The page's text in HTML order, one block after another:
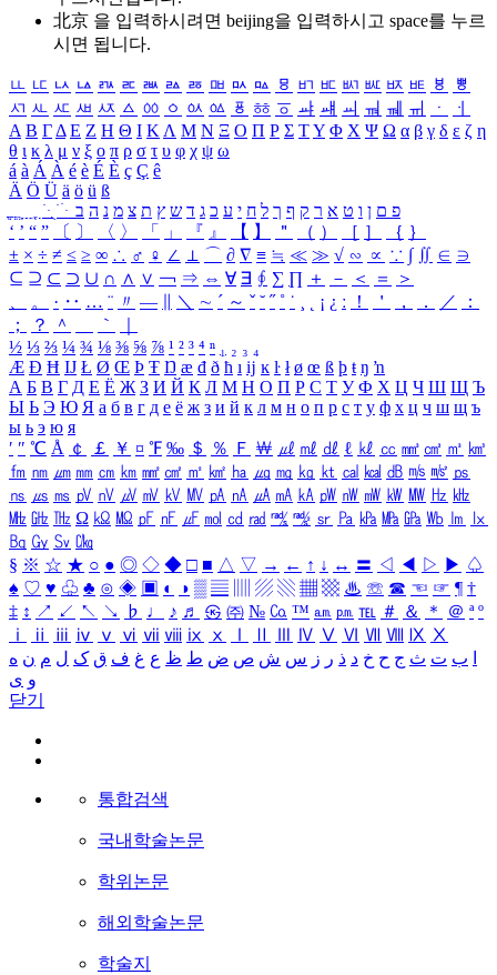
北京 을 입력하시려면 beijing을 입력하시고 space를 누르
시면 됩니다.
ㅥ ㅦ ㅧ ㅨ ㅩ ㅪ ㅫ ㅬ ㅭ ㅮ ㅯ ㅰ ㅱ ㅲ ㅳ ㅴ ㅵ ㅶ ㅷ ㅸ
ㅹ
ㅺ ㅻ ㅼ ㅽ ㅾ ㅿ ㆀ ㆁ ㆂ ㆃ ㆄ ㆅ ㆆ ㆇ ㆈ ㆉ ㆊ ㆋ ㆌ ㆍ
ㆎ
Α Β ΓΔ Ε Ζ Η Θ Ι ΚΛ Μ Ν Ξ Ο Π Ρ Σ ΤΥ Φ Χ Ψ Ω α β γ δ ε ζ η
θ ι κ λ μ ν ξ ο π ρ σ τ υ φ χ ψ ω
á à Á À é è É È ç Ç ê
Ä Ö Ü ä ö ü ß
ִֶֹ ֻּ ׁׂ פ ם ן ו ט א ר ק ף ך ל ח י ע כ ג ד ש ץ ת צ מ נ ה ב
‘ ’ “ ” 〔 〕 〈 〉 「 」 『 』 【 】 ＂ （ ） ［ ］ ｛ ｝
± × ÷ ≠ ≤ ≥ ∞ ∴ ♂ ♀ ∠ ⊥ ⌒ ∂ ∇ ≡ ≒ ≪ ≫ √ ∽ ∝ ∵ ∫ ∬ ∈ ∋
⊆ ⊇ ⊂ ⊃ ∪ ∩ ∧ ∨ ￢ ⇒ ⇔ ∀ ∃ ∮ ∑ ∏ ＋ － ＜ ＝
＞
、
。 · ‥ … ¨ 〃 ― ＼ ∼ ´ ～ ˇ ˘ ˝ ˚ ˙ ¸ ¡ ¿ ː ！ ＇ ， ． ／
：
；
？ ＾ ｀
½ ⅓ ⅔ ¼ ¾ ⅛ ⅜ ⅝ ⅞ ¹ ² ³ ⁴ ⁿ ₁ ₂ ₃ ₄
Æ Ð Ħ Ĳ Ł Ø Œ Þ Ŧ Ŋ æ đ ð ħ ı ĳ ĸ ŀ ł ø œ ß þ ŧ ŋ ŉ
А Б В Г Д Е Ё Ж З И Й К Л М Н О П Р С Т У Ф Х Ц Ч Ш Щ Ъ
Ы Ь Э Ю Я а б в г д е ё ж з и й к л м н о п р с т у ф х ц ч ш щ ъ
ы ь э ю я
′ ″ ℃ Å ￠ ￡ ￥ ¤ ℉ ‰ ＄ ％ Ｆ ￦ ㎕ ㎖ ㎗ ℓ ㎘ ㏄ ㎣ ㎤ ㎥ ㎦
㎙ ㎚ ㎛ ㎜ ㎝ ㎞ ㎟ ㎠ ㎡ ㎢ ㏊ ㎍ ㎎ ㎏ ㏏ ㎈ ㎉ ㏈ ㎧ ㎨ ㎰
㎱ ㎲ ㎳ ㎴ ㎵ ㎶ ㎷ ㎸ ㎹ ㎀ ㎁ ㎂ ㎃ ㎄ ㎺ ㎻ ㎽ ㎾ ㎿ ㎐ ㎑
㎒ ㎓ ㎔ Ω ㏀ ㏁ ㎊ ㎋ ㎌ ㏖ ㏅ ㎭ ㎮ ㎯ ㏛ ㎩ ㎪ ㎫ ㎬ ㏝ ㏐
㏓
㏃ ㏉ ㏜ ㏆
§ ※ ☆ ★ ○ ● ◎ ◇ ◆ □ ■ △ ▽ → ← ↑ ↓ ↔ 〓 ◁ ◀ ▷ ▶ ♤
♠ ♡ ♥ ♧ ♣ ⊙ ◈ ▣ ◐ ◑ ▒ ▤ ▨ ▧ ▦ ▩ ♨ ☏ ☎ ☜ ☞ ¶ †
‡ ↕ ↗ ↙ ↖ ↘ ♭ ♩ ♪ ♬ ㉿ ㈜ № ㏇ ™ ㏂ ㏘ ℡ ＃ ＆ ＊ ＠ ª º
ⅰ
ⅱ ⅲ ⅳ ⅴ ⅵ ⅶ ⅷ ⅸ ⅹ Ⅳ Ⅴ Ⅵ Ⅶ Ⅷ Ⅸ Ⅹ
ب ت ث ج ح خ د ذ ر ز س ش ص ض ط ظ ع غ ف ق ک ل م ن ه
و ی
닫기
통합검색
국내학술논문
학위논문
해외학술논문
학술지